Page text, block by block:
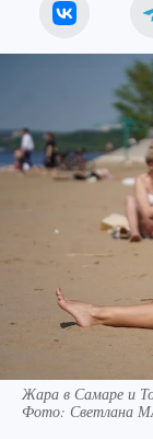
Жара в Самаре и
Фото: Светлана